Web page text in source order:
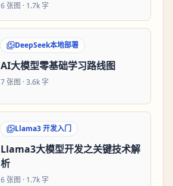
6 张图 · 1.7k 字
DeepSeek本地部署
AI大模型零基础学习路线图
7 张图 ·3.6k 字
Llama3 开发入门
Llama3大模型开发之关键技术解
析
6 张图 · 1.7k 字